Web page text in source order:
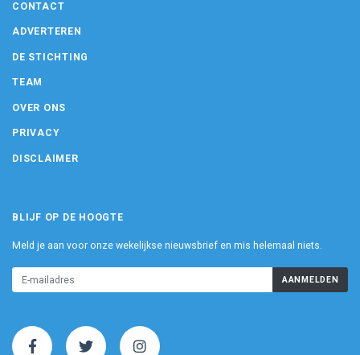
CONTACT
ADVERTEREN
DE STICHTING
TEAM
OVER ONS
PRIVACY
DISCLAIMER
BLIJF OP DE HOOGTE
Meld je aan voor onze wekelijkse nieuwsbrief en mis helemaal niets.
AANMELDEN